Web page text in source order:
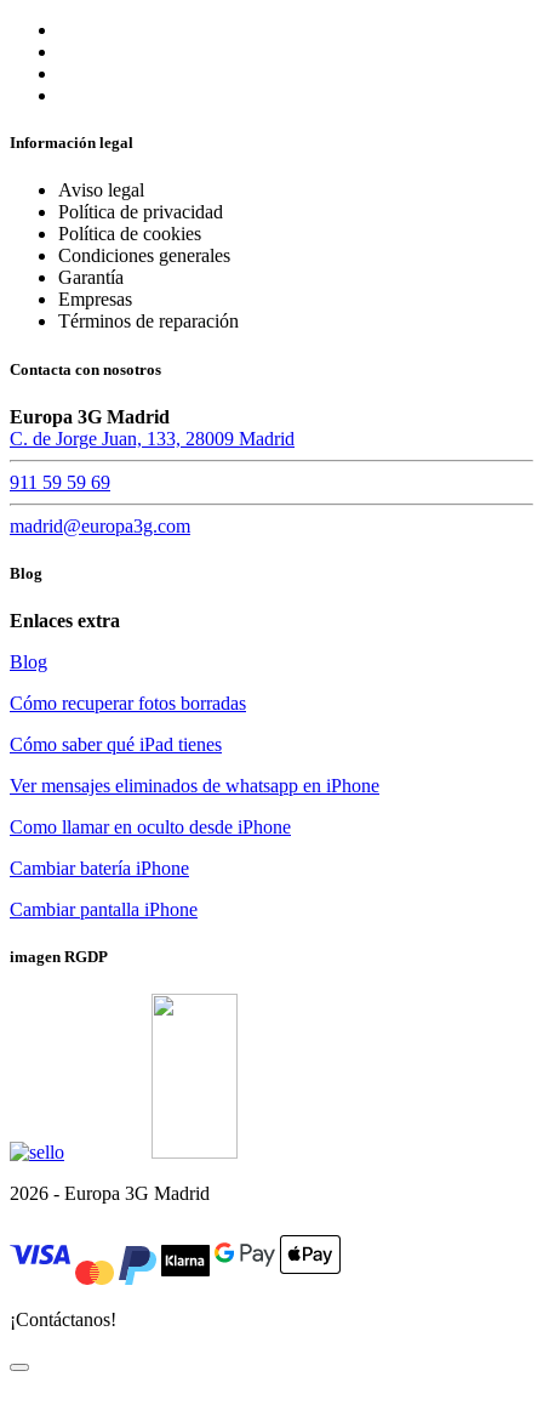
Información legal
Aviso legal
Política de privacidad
Política de cookies
Condiciones generales
Garantía
Empresas
Términos de reparación
Contacta con nosotros
Europa 3G Madrid
C. de Jorge Juan, 133, 28009 Madrid
911 59 59 69
madrid@europa3g.com
Blog
Enlaces extra
Blog
Cómo recuperar fotos borradas
Cómo saber qué iPad tienes
Ver mensajes eliminados de whatsapp en iPhone
Como llamar en oculto desde iPhone
Cambiar batería iPhone
Cambiar pantalla iPhone
imagen RGDP
2026 - Europa 3G Madrid
¡Contáctanos!